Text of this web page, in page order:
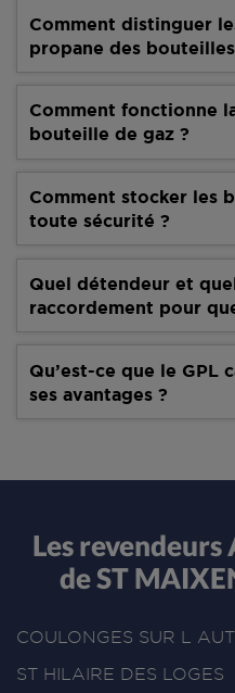
Comment distinguer
propane des
Comment fonctionne
bouteille de gaz ?
Comment stocker les
toute sécurité ?
Quel détendeur et
raccordement pour
Qu’est-ce que le GPL
ses avantages ?
Les
de ST
COULONGES SUR L
ST HILAIRE DES LOGES